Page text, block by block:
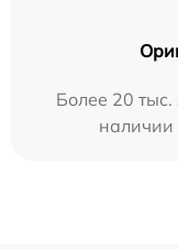
Более 20 тыс.
наличии